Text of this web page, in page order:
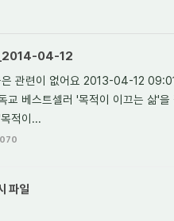
_2014-04-12
은 관련이 없어요 2013-04-12
교 베스트셀러 '목적이 이끄는 삶'
적이...
파일